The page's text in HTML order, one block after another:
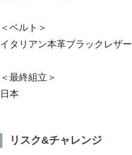
＜ベルト＞
イタリアン本革ブラックレザー
＜最終組立＞
日本
リスク&チャレンジ